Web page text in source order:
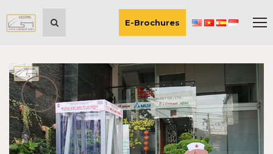
E-Brochures